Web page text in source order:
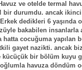
ve otelde termal
bir durumdu. ancak
dedikleri 6 yaşında
bakabilen insanlarla
cocuğuma yapılan
gayet nazikti. ancak
kücüçük bir bölüm kuyu
havuza döndüm